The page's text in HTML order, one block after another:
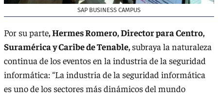
SAP BUSINESS CAMPUS
Por su parte, Hermes Romero, Director para Centro,
Suramérica y Caribe de Tenable,subraya la naturaleza
continua de los eventos en la industria de la seguridad
informática: “La industria de la seguridad informática
es uno de los sectores más dinámicos del mundo